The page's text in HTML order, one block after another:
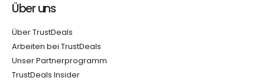
Über uns
Über TrustDeals
Arbeiten bei TrustDeals
Unser Partnerprogramm
TrustDeals Insider